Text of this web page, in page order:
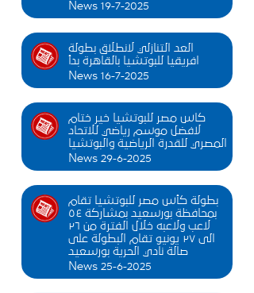
News 19-7-2025
العد التنازلي لانطلاق بطولة
افريقيا للبوتشيا بالقاهرة بدأ
News 16-7-2025
كاس مصر للبوتشيا خير ختام
لافضل موسم رياضي للاتحاد
المصري للقدرة الرياضية والبوتشيا
News 29-6-2025
بطولة كأس مصر للبوتشيا تقام
بمحافظة بورسعيد بمشاركة ٥٤
لاعب ولاعبه خلال الفترة من ٢٦
الى ٢٧ يونيو تقام البطولة على
صالة نادي الحرية بورسعيد
News 25-6-2025